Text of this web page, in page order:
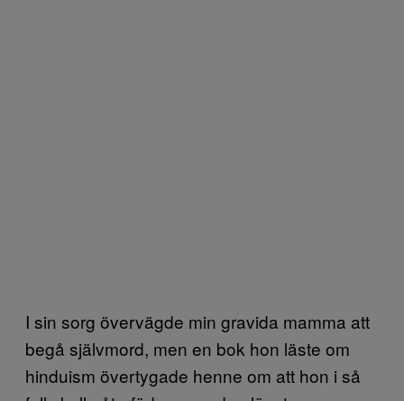
I sin sorg övervägde min gravida mamma att
begå självmord, men en bok hon läste om
hinduism övertygade henne om att hon i så